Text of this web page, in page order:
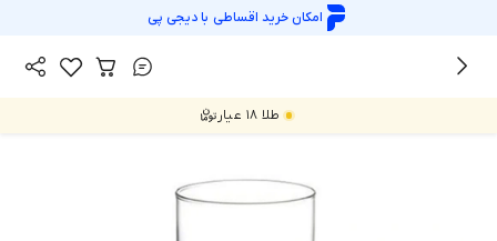
امکان خرید اقساطی بادیجی پی
طلا ۱۸ عیار
لیوان